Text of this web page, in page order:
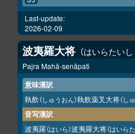
Last-update:
2026-02-09
波夷羅大将 はいらたいし
Pajra Mahā-senāpati
意味漢訳
執飲（しゅうおん）執飲薬叉大将（し
音写漢訳
波夷羅（はいら）波夷羅大将（はいら